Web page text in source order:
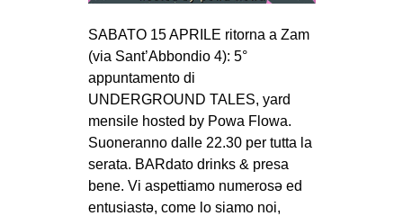
SABATO 15 APRILE ritorna a Zam
(via Sant’Abbondio 4): 5°
appuntamento di
UNDERGROUND TALES, yard
mensile hosted by Powa Flowa.
Suoneranno dalle 22.30 per tutta la
serata. BARdato drinks & presa
bene. Vi aspettiamo numerosə ed
entusiastə, come lo siamo noi,